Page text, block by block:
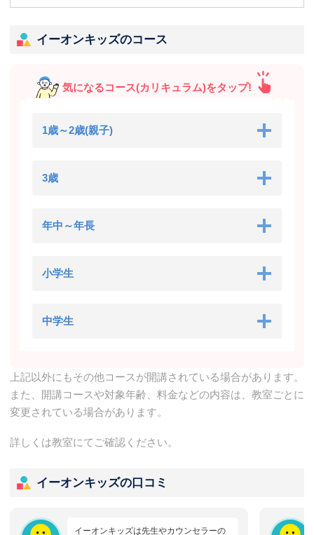
イーオンキッズのコース
気になるコース(カリキュラム)をタップ!
1歳～2歳(親子)
3歳
年中～年長
小学生
中学生
上記以外にもその他コースが開講されている場合があります。
また、開講コースや対象年齢、料金などの内容は、教室ごとに
変更されている場合があります。
詳しくは教室にてご確認ください。
イーオンキッズの口コミ
イーオンキッズは先生やカウンセラーの